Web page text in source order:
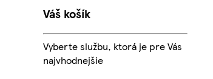
Váš košík
Vyberte službu, ktorá je pre Vás
najvhodnejšie